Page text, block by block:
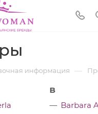
информация —
B
Barbara